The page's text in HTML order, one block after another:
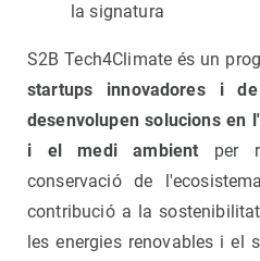
la signatura
S2B Tech4Climate és un
startups innovadores i
desenvolupen solucions en
i el medi ambient per
conservació de
contribució a la
les energies renovables i el